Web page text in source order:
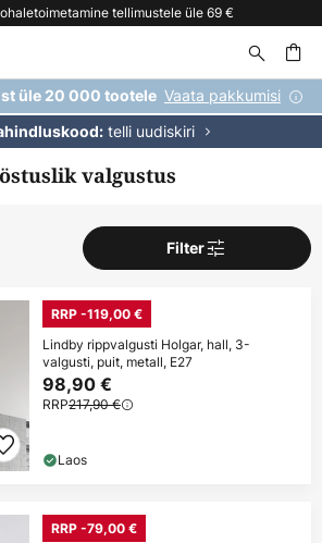
tellimustele üle 69 €
üle 20 000 tootele Vaata pakkumisi
telli uudiskiri
valgustus
Filter
RRP -119,00 €
Lindby rippvalgusti Holgar, hall, 3-
valgusti, puit, metall, E27
98,90 €
RRP217,90 €
Laos
RRP -79,00 €